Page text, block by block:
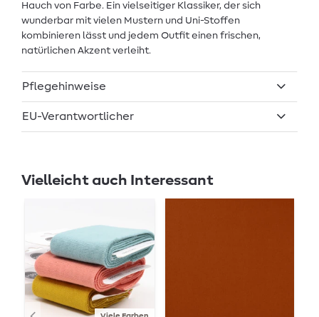
Hauch von Farbe. Ein vielseitiger Klassiker, der sich
wunderbar mit vielen Mustern und Uni-Stoffen
kombinieren lässt und jedem Outfit einen frischen,
natürlichen Akzent verleiht.
Pflegehinweise
EU-Verantwortlicher
Vielleicht auch Interessant